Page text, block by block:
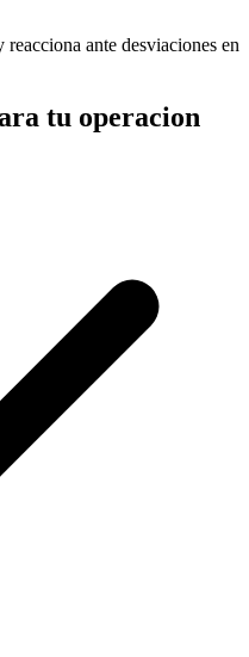
ante desviaciones en
tu operacion